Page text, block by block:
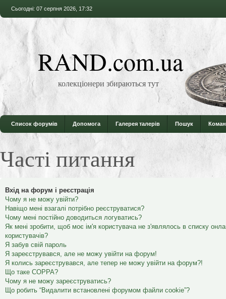
Сьогодні: 07 серпня 2026, 17:32
RAND.com.ua
колекціонери збираються тут
Список форумів Допомога Галерея талерів Пошук
Часті питання
Вхід на форум і реєстрація
Чому я не можу увійти?
Навіщо мені взагалі потрібно реєструватися?
Чому мені постійно доводиться логуватись?
Як мені зробити, щоб моє ім'я користувача не з'являлось в списку
користувачів?
Я забув свій пароль
Я зареєструвався, але не можу увійти на форум!
Я колись зареєструвався, але тепер не можу увійти на форум?!
Що таке COPPA?
Чому я не можу зареєструватись?
Що робить “Видалити встановлені форумом файли cookie”?